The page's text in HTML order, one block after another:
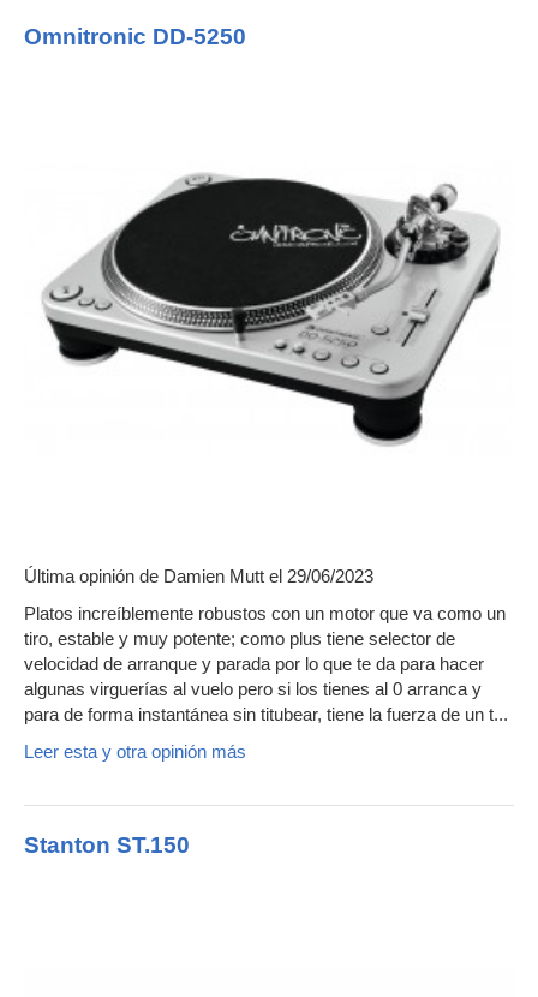
Omnitronic DD-5250
Última opinión de Damien Mutt el 29/06/2023
Platos increíblemente robustos con un motor que va como un
tiro, estable y muy potente; como plus tiene selector de
velocidad de arranque y parada por lo que te da para hacer
algunas virguerías al vuelo pero si los tienes al 0 arranca y
para de forma instantánea sin titubear, tiene la fuerza de un t...
Leer esta y otra opinión más
Stanton ST.150